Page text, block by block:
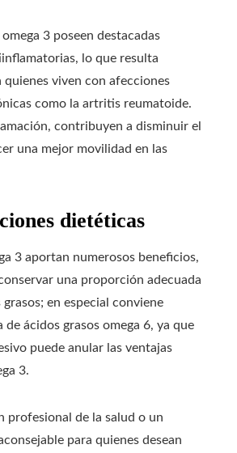
omega 3 poseen destacadas
lo que resulta
quienes viven con afecciones
como la artritis reumatoide.
contribuyen a disminuir el
una mejor movilidad en las
dietéticas
3 aportan numerosos beneficios,
una proporción adecuada
en especial conviene
de ácidos grasos omega 6, ya que
puede anular las ventajas
3.
profesional de la salud o un
para quienes desean